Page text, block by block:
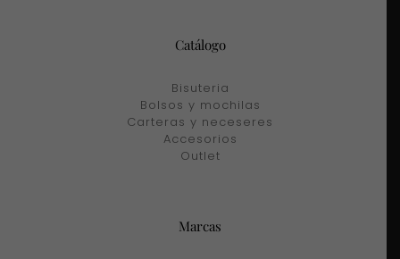
Catálogo
Bisuteria
Bolsos y mochilas
Carteras y neceseres
Accesorios
Outlet
Marcas